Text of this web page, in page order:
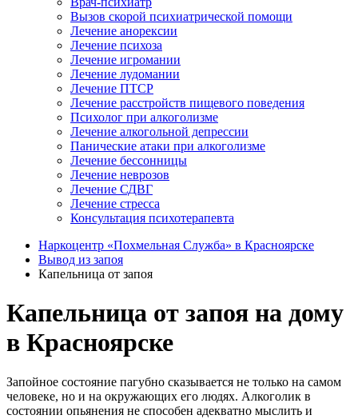
Вызов скорой психиатрической помощи
Лечение анорексии
Лечение психоза
Лечение игромании
Лечение лудомании
Лечение ПТСР
Лечение расстройств пищевого поведения
Психолог при алкоголизме
Лечение алкогольной депрессии
Панические атаки при алкоголизме
Лечение бессонницы
Лечение неврозов
Лечение СДВГ
Лечение стресса
Консультация психотерапевта
Наркоцентр «Похмельная Служба» в Красноярске
Вывод из запоя
Капельница от запоя
Капельница от запоя на дому
в Красноярске
Запойное состояние пагубно сказывается не только на самом
человеке, но и на окружающих его людях. Алкоголик в
состоянии опьянения не способен адекватно мыслить и